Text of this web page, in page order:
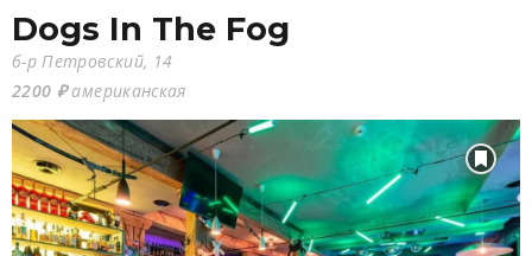
Dogs In The Fog
б-р Петровский, 14
2200 ₽американская